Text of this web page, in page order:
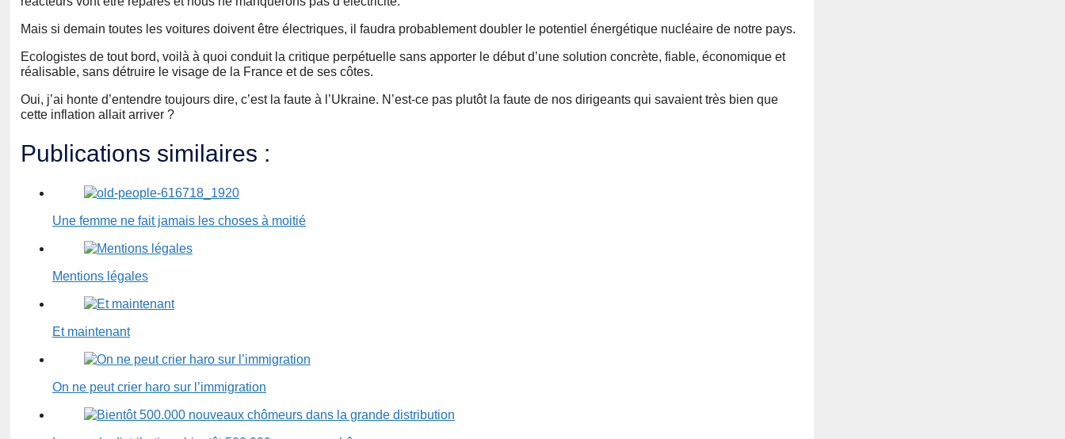
Mais si demain toutes les voitures doivent être électriques, il faudra probablement doubler le potentiel énergétique nucléaire de notre pays.
Ecologistes de tout bord, voilà à quoi conduit la critique perpétuelle sans apporter le début d’une solution concrète, fiable, économique et
réalisable, sans détruire le visage de la France et de ses côtes.
Oui, j’ai honte d’entendre toujours dire, c’est la faute à l’Ukraine. N’est-ce pas plutôt la faute de nos dirigeants qui savaient très bien que
cette inflation allait arriver ?
Publications similaires :
Une femme ne fait jamais les choses à moitié
Mentions légales
Et maintenant
On ne peut crier haro sur l’immigration